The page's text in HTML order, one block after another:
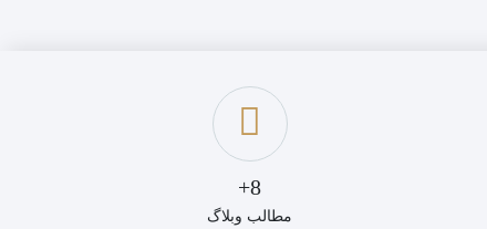
8+
مطالب وبلاگ